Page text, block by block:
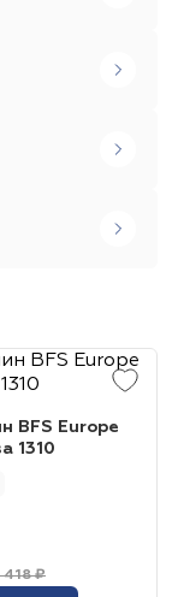
BFS Europe
1310
418 ₽